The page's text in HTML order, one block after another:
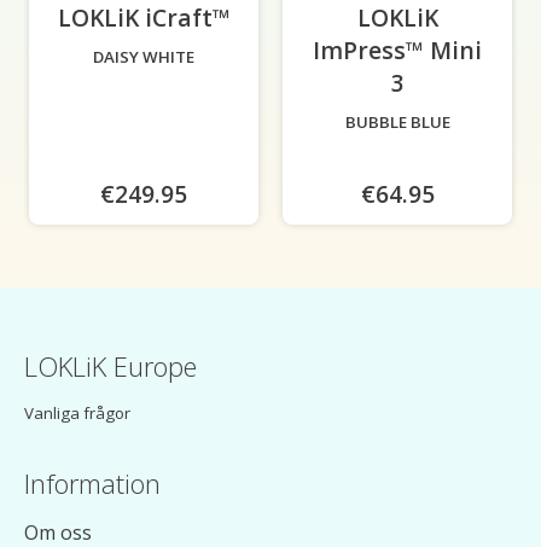
LOKLiK iCraft™
DAISY WHITE
€249.95
LOKLiK
ImPress™ Mini
3
BUBBLE BLUE
€64.95
LOKLiK Europe
Vanliga frågor
Information
Om oss